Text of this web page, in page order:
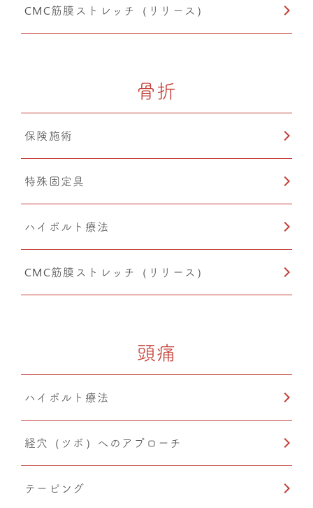
CMC筋膜ストレッチ（リリース）
骨折
保険施術
特殊固定具
ハイボルト療法
CMC筋膜ストレッチ（リリース）
頭痛
ハイボルト療法
経穴（ツボ）へのアプローチ
テーピング